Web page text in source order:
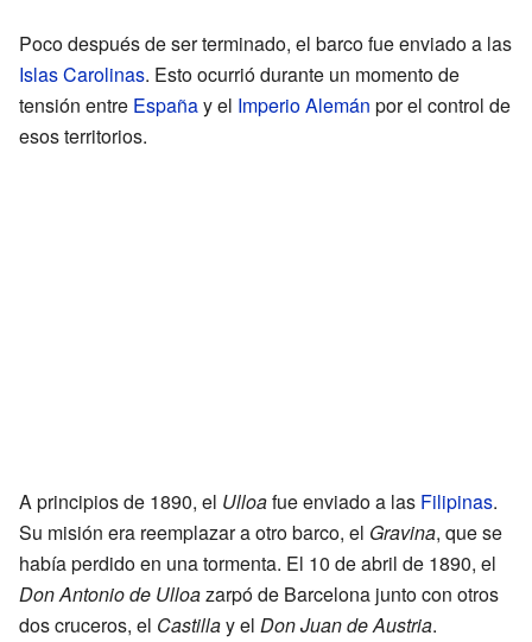
Poco después de ser terminado, el barco fue enviado a las
Islas Carolinas. Esto ocurrió durante un momento de
tensión entre Españay el Imperio Alemán por el control de
esos territorios.
A principios de 1890, el Ulloafue enviado a las Filipinas.
Su misión era reemplazar a otro barco, el Gravina, que se
había perdido en una tormenta. El 10 de abril de 1890, el
Don Antonio de Ulloazarpó de Barcelona junto con otros
dos cruceros, el Castillay el Don Juan de Austria.